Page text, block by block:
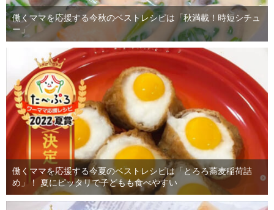
働くママを応援する今秋のベストレシピは「秋満載！時短シチュ
ー」
働くママを応援する今夏のベストレシピは「とろろ蕎麦稲荷詰
め」！ 夏にピッタリで子どもも食べやすい